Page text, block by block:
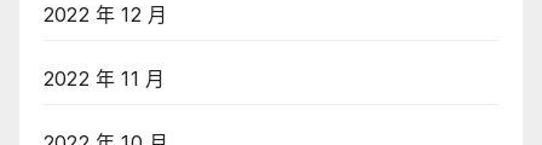
2022 年 12 月
2022 年 11 月